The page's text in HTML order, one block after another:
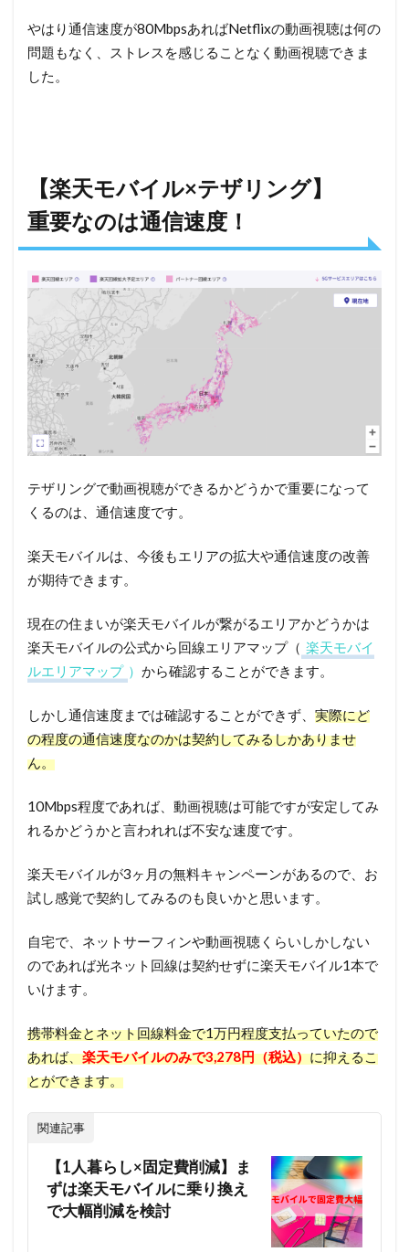
やはり通信速度が80MbpsあればNetflixの動画視聴は何の
問題もなく、ストレスを感じることなく動画視聴できま
した。
【楽天モバイル×テザリング】
重要なのは通信速度！
テザリングで動画視聴ができるかどうかで重要になって
くるのは、通信速度です。
楽天モバイルは、今後もエリアの拡大や通信速度の改善
が期待できます。
現在の住まいが楽天モバイルが繋がるエリアかどうかは
楽天モバイルの公式から回線エリアマップ（ 楽天モバイ
ルエリアマップ ） から確認することができます。
しかし通信速度までは確認することができず、 実際にど
の程度の通信速度なのかは契約してみるしかありませ
ん。
10Mbps程度であれば、動画視聴は可能ですが安定してみ
れるかどうかと言われれば不安な速度です。
楽天モバイルが3ヶ月の無料キャンペーンがあるので、お
試し感覚で契約してみるのも良いかと思います。
自宅で、ネットサーフィンや動画視聴くらいしかしない
のであれば光ネット回線は契約せずに楽天モバイル1本で
いけます。
携帯料金とネット回線料金で1万円程度支払っていたので
あれば、楽天モバイルのみで3,278円（税込）に抑えるこ
とができます。
関連記事
【1人暮らし×固定費削減】ま
ずは楽天モバイルに乗り換え
で大幅削減を検討